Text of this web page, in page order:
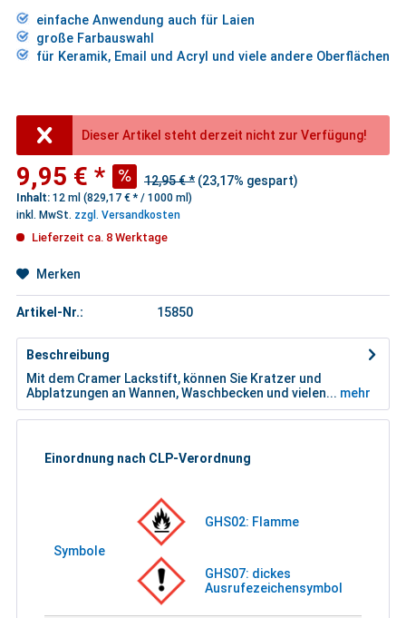
einfache Anwendung auch für Laien
große Farbauswahl
für Keramik, Email und Acryl und viele andere Oberflächen
Dieser Artikel steht derzeit nicht zur Verfügung!
9,95 € * 12,95 € * (23,17% gespart)
Inhalt: 12 ml (829,17 € * / 1000 ml)
inkl. MwSt. zzgl. Versandkosten
Lieferzeit ca. 8 Werktage
Merken
Artikel-Nr.: 15850
Beschreibung
Mit dem Cramer Lackstift, können Sie Kratzer und
Abplatzungen an Wannen, Waschbecken und vielen... mehr
Einordnung nach CLP-Verordnung
Symbole
GHS02: Flamme
GHS07: dickes
Ausrufezeichensymbol